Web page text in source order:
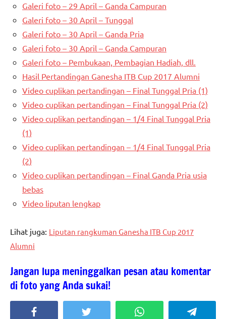
Galeri foto – 29 April – Ganda Campuran
Galeri foto – 30 April – Tunggal
Galeri foto – 30 April – Ganda Pria
Galeri foto – 30 April – Ganda Campuran
Galeri foto – Pembukaan, Pembagian Hadiah, dll.
Hasil Pertandingan Ganesha ITB Cup 2017 Alumni
Video cuplikan pertandingan – Final Tunggal Pria (1)
Video cuplikan pertandingan – Final Tunggal Pria (2)
Video cuplikan pertandingan – 1/4 Final Tunggal Pria
(1)
Video cuplikan pertandingan – 1/4 Final Tunggal Pria
(2)
Video cuplikan pertandingan – Final Ganda Pria usia
bebas
Video liputan lengkap
Lihat juga: Liputan rangkuman Ganesha ITB Cup 2017
Alumni
Jangan lupa meninggalkan pesan atau komentar
di foto yang Anda sukai!
Twitter WhatsApp